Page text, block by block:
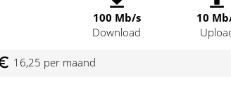
100 Mb/s
Download
10
16,25 per maand